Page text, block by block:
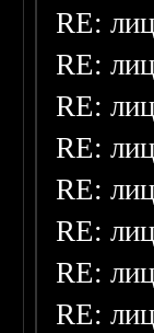
RE:
RE:
RE:
RE:
RE:
RE:
RE:
RE: